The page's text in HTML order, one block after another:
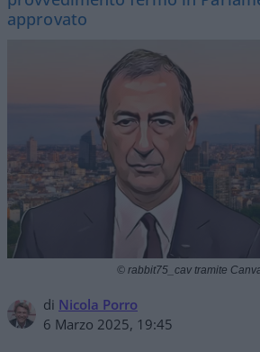
approvato
di Nicola Porro
6 Marzo 2025, 19:45
© rabbit75_cav tramite